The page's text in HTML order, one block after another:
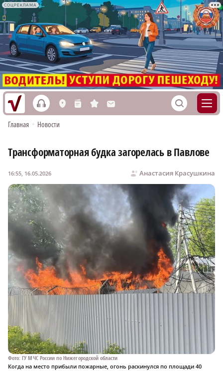
СОЦРЕКЛАМА
h L n s M S
Главная • Новости
Трансформаторная будка загорелась в Павлове
Анастасия Красушкина
16:55, 16.05.2026
Фото: ГУ МЧС России по Нижегородской области
Когда на место прибыли пожарные, огонь раскинулся по площади 40